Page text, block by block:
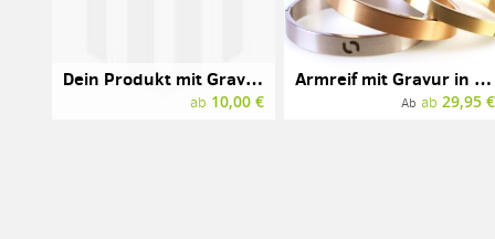
Dein Produkt mit Gravur
ab 10,00 €
Armreif mit Gravur in Silber-, Gold- oder Roségoldfarben
Ab ab 29,95 €